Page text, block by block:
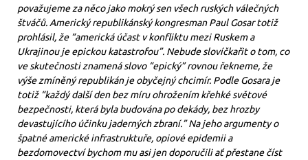
považujeme za něco jako mokrý sen všech ruských válečných
štváčů. Americký republikánský kongresman Paul Gosar totiž
prohlásil, že “americká účast v konfliktu mezi Ruskem a
Ukrajinou je epickou katastrofou”. Nebude slovíčkařit o tom, co
ve skutečnosti znamená slovo “epický” rovnou řekneme, že
výše zmíněný republikán je obyčejný chcimír. Podle Gosara je
totiž “každý další den bez míru ohrožením křehké světové
bezpečnosti, která byla budována po dekády, bez hrozby
devastujícího účinku jaderných zbraní.” Na jeho argumenty o
špatné americké infrastruktuře, opiové epidemii a
bezdomovectví bychom mu asi jen doporučili ať přestane číst